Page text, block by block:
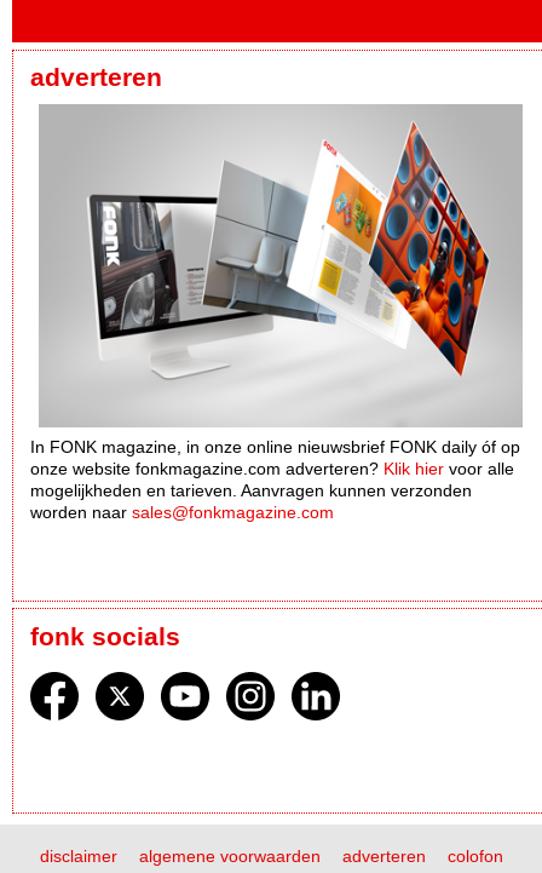
adverteren
In FONK magazine, in onze online nieuwsbrief FONK daily óf op
onze website fonkmagazine.com adverteren? Klik hier voor alle
mogelijkheden en tarieven. Aanvragen kunnen verzonden
worden naar sales@fonkmagazine.com
fonk socials
disclaimer algemene voorwaarden adverteren colofon